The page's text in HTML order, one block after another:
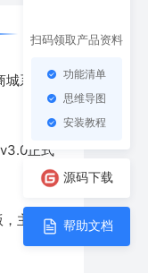
城系统意
正式
主题广
扫码领取产品资料
功能清单
思维导图
安装教程
源码下载
帮助文档